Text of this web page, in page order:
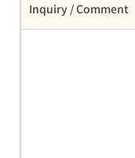
Inquiry / Comment